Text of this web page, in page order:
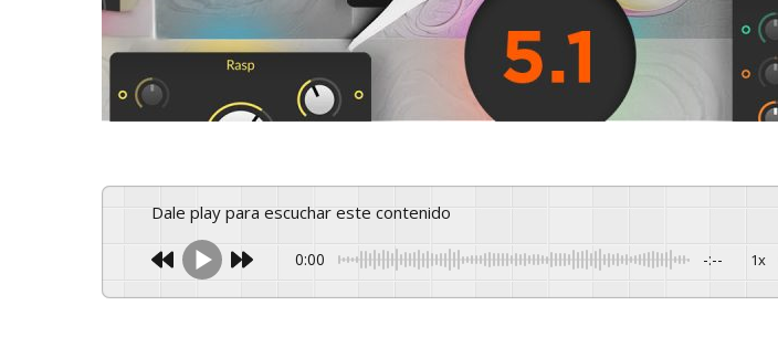
Dale play para escuchar este contenido
0:00 -:-- 1x